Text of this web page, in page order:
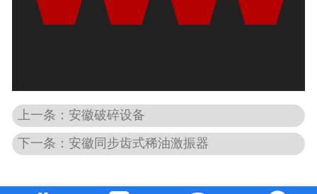
上一条：安徽破碎设备
下一条：安徽同步齿式稀油激振器